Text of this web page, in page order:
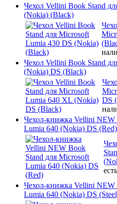
Чехол Vellini Book Stand
(Nokia) (Black)
Чехол Vellini Book Stand
(Nokia) DS (Black)
DS
Чехол-книжка Vellini NEW
Lumia 640 (Nokia) DS (Red)
Чехол-книжка Vellini NEW
Lumia 640 (Nokia) DS